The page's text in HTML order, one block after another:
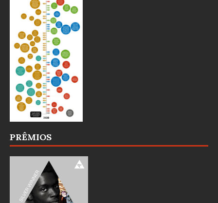
PRÊMIOS